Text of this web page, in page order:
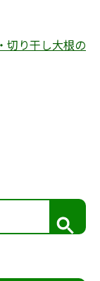
切り干し大根の
検
索